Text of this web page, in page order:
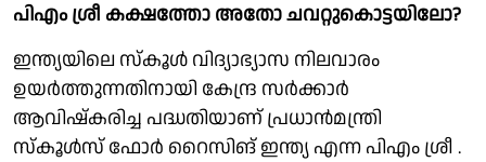
പിഎം ശ്രീ കക്ഷത്തോ അതോ ചവറ്റുകൊട്ടയിലോ?
ഇന്ത്യയിലെ സ്‌കൂള്‍ വിദ്യാഭ്യാസ നിലവാരം
ഉയര്‍ത്തുന്നതിനായി കേന്ദ്ര സര്‍ക്കാര്‍
ആവിഷ്‌കരിച്ച പദ്ധതിയാണ് പ്രധാന്‍മന്ത്രി
സ്‌കൂള്‍സ് ഫോര്‍ റൈസിങ് ഇന്ത്യ എന്ന പിഎം ശ്രീ .